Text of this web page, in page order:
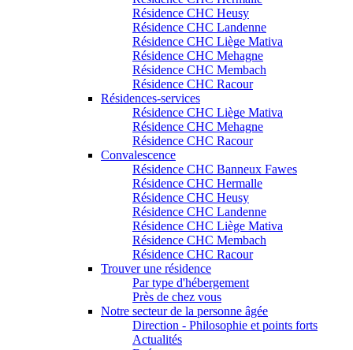
Résidence CHC Heusy
Résidence CHC Landenne
Résidence CHC Liège Mativa
Résidence CHC Mehagne
Résidence CHC Membach
Résidence CHC Racour
Résidences-services
Résidence CHC Liège Mativa
Résidence CHC Mehagne
Résidence CHC Racour
Convalescence
Résidence CHC Banneux Fawes
Résidence CHC Hermalle
Résidence CHC Heusy
Résidence CHC Landenne
Résidence CHC Liège Mativa
Résidence CHC Membach
Résidence CHC Racour
Trouver une résidence
Par type d'hébergement
Près de chez vous
Notre secteur de la personne âgée
Direction - Philosophie et points forts
Actualités